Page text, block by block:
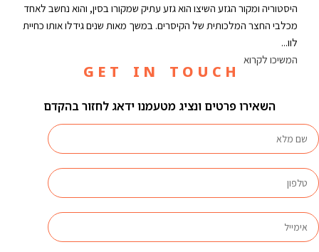
היסטוריה ומקור הגזע השיצו הוא גזע עתיק שמקורו בסין, והוא נחשב לאחד
מכלבי החצר המלכותית של הקיסרים. במשך מאות שנים גידלו אותו כחיית
לוו...
המשיכו לקרוא
G E T I N T O U C H
השאירו פרטים ונציג מטעמנו ידאג לחזור בהקדם